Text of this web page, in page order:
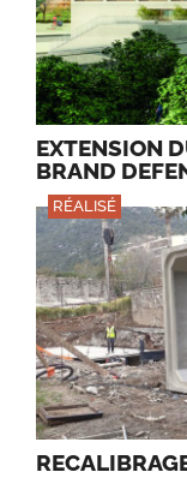
EXTENSION
BRAND
RÉALISÉ